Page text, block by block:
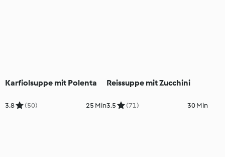
Karfiolsuppe mit Polenta
3.8 (50) 25 Min
Reissuppe mit Zucchini
3.5 (71) 30 Min